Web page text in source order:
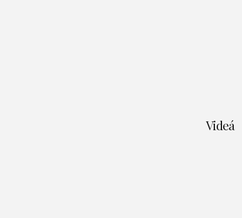
Videá